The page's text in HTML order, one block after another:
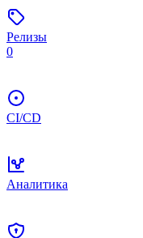
Релизы
0
CI/CD
Аналитика